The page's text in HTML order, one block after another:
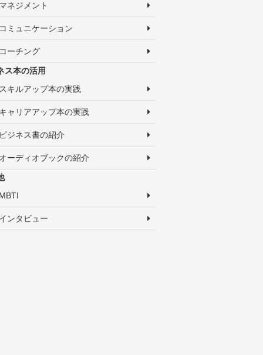
ネジメント
ミュニケーション
ーチング
ス本の活用
キルアップ本の実践
ャリアアップ本の実践
ジネス書の紹介
ーディオブックの紹介
ンタビュー